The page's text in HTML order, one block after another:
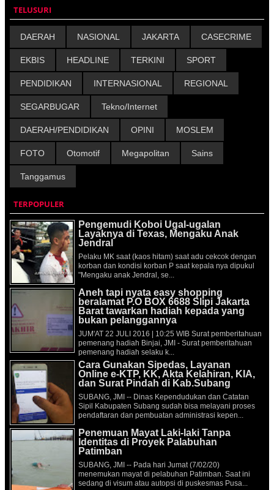
TELUSURI
DAERAH NASIONAL JAKARTA CASECRIME
EKBIS HEADLINE TERKINI SPORT
PENDIDIKAN INTERNASIONAL REGIONAL
SEGARBUGAR Tekno/Internet
DAERAH/PENDIDIKAN OPINI MOSLEM
FOTO Otomotif Megapolitan Sains
Tanggamus
TERPOPULER
Pengemudi Koboi Ugal-ugalan
Layaknya di Texas, Mengaku Anak
Jendral
Pelaku MK saat (kaos hitam) saat adu cekcok dengan
korban dan kondisi korban P saat kepala nya dipukul
"Mengaku anak Jendral, se...
Aneh tapi nyata easy shopping
beralamat P.O BOX 6688 Slipi Jakarta
Barat tawarkan hadiah kepada yang
bukan pelanggannya
JUM'AT 22 JULI 2016 | 10:25 WIB Surat pemberitahuan
pemenang hadiah Binjai, JMI - Surat pemberitahuan
pemenang hadiah selaku k...
Cara Gunakan Sipedas, Layanan
Online e-KTP, KK, Akta Kelahiran, KIA,
dan Surat Pindah di Kab.Subang
SUBANG, JMI -- Dinas Kependudukan dan Catatan
Sipil Kabupaten Subang sudah bisa melayani proses
pendaftaran dan pembuatan administrasi kepen...
Penemuan Mayat Laki-laki Tanpa
Identitas di Proyek Palabuhan
Patimban
SUBANG, JMI -- Pada hari Jumat (7/02/20)
menemukan mayat di pelabuhan Patimban. Saat ini
sedang di visum atau autopsi di puskesmas Pusa...